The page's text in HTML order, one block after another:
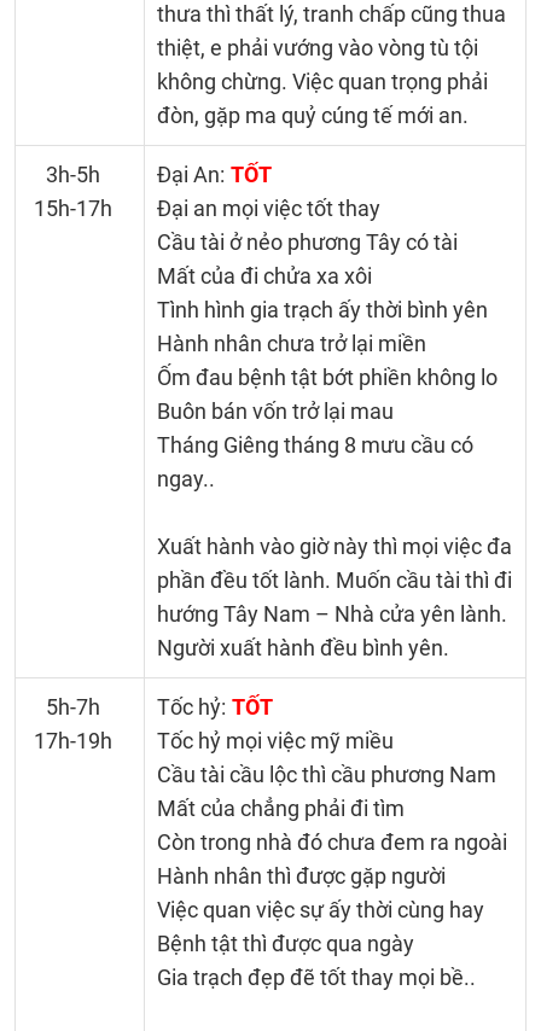
thưa thì thất lý, tranh chấp cũng thua
thiệt, e phải vướng vào vòng tù tội
không chừng. Việc quan trọng phải
đòn, gặp ma quỷ cúng tế mới an.
3h-5h
15h-17h
Đại An: TỐT
Đại an mọi việc tốt thay
Cầu tài ở nẻo phương Tây có tài
Mất của đi chửa xa xôi
Tình hình gia trạch ấy thời bình yên
Hành nhân chưa trở lại miền
Ốm đau bệnh tật bớt phiền không lo
Buôn bán vốn trở lại mau
Tháng Giêng tháng 8 mưu cầu có
ngay..
Xuất hành vào giờ này thì mọi việc đa
phần đều tốt lành. Muốn cầu tài thì đi
hướng Tây Nam – Nhà cửa yên lành.
Người xuất hành đều bình yên.
5h-7h
17h-19h
Tốc hỷ: TỐT
Tốc hỷ mọi việc mỹ miều
Cầu tài cầu lộc thì cầu phương Nam
Mất của chẳng phải đi tìm
Còn trong nhà đó chưa đem ra ngoài
Hành nhân thì được gặp người
Việc quan việc sự ấy thời cùng hay
Bệnh tật thì được qua ngày
Gia trạch đẹp đẽ tốt thay mọi bề..